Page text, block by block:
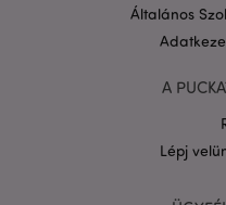
Általános
A
Lépj